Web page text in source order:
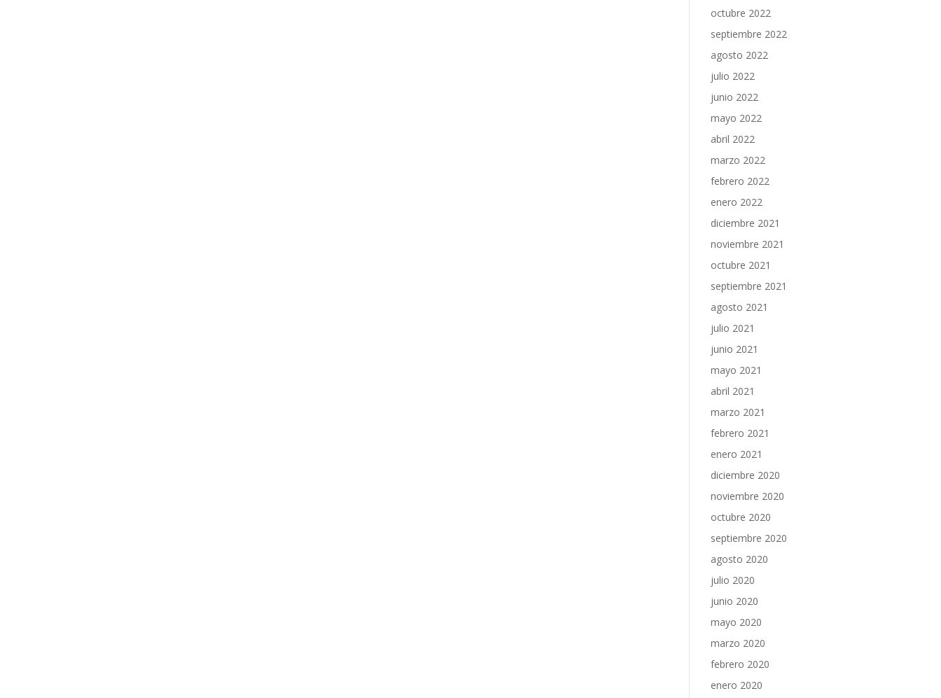
octubre 2022
septiembre 2022
agosto 2022
julio 2022
junio 2022
mayo 2022
abril 2022
marzo 2022
febrero 2022
enero 2022
diciembre 2021
noviembre 2021
octubre 2021
septiembre 2021
agosto 2021
julio 2021
junio 2021
mayo 2021
abril 2021
marzo 2021
febrero 2021
enero 2021
diciembre 2020
noviembre 2020
octubre 2020
septiembre 2020
agosto 2020
julio 2020
junio 2020
mayo 2020
marzo 2020
febrero 2020
enero 2020